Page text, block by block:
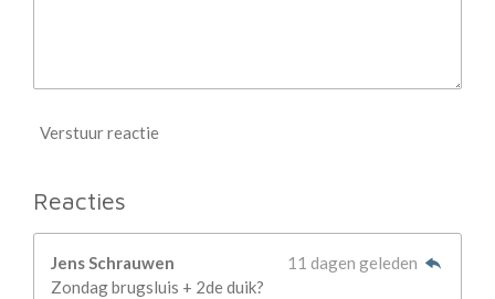
Verstuur reactie
Reacties
Jens Schrauwen
11 dagen geleden
Zondag brugsluis + 2de duik?